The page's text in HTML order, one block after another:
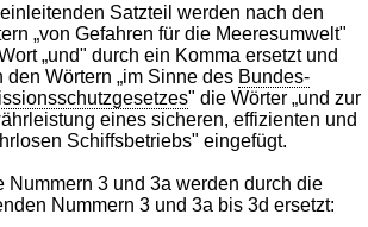
einleitenden Satzteil werden nach den
„von Gefahren für die Meeresumwelt"
„und" durch ein Komma ersetzt und
den Wörtern „im Sinne des Bundes-
" die Wörter „und zur
eines sicheren, effizienten und
Schiffsbetriebs" eingefügt.
Nummern 3 und 3a werden durch die
Nummern 3 und 3a bis 3d ersetzt: